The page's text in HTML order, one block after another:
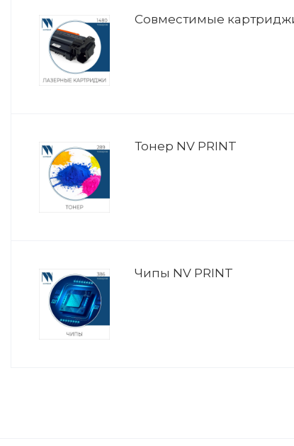
Совместимые
Тонер NV PRINT
Чипы NV PRINT